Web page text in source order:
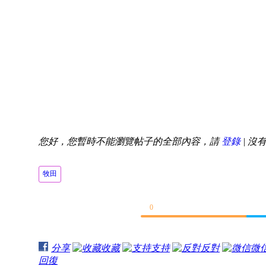
您好，您暫時不能瀏覽帖子的全部內容，請登錄| 沒
牧田
0
分享 收藏 支持 反對
微
回復